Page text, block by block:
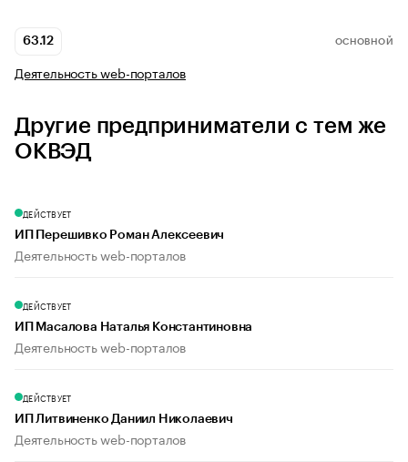
63.12 ОСНОВНОЙ
Деятельность web-порталов
Другие предприниматели с тем же
ОКВЭД
ДЕЙСТВУЕТ
ИП Перешивко Роман Алексеевич
Деятельность web-порталов
ДЕЙСТВУЕТ
ИП Масалова Наталья Константиновна
Деятельность web-порталов
ДЕЙСТВУЕТ
ИП Литвиненко Даниил Николаевич
Деятельность web-порталов